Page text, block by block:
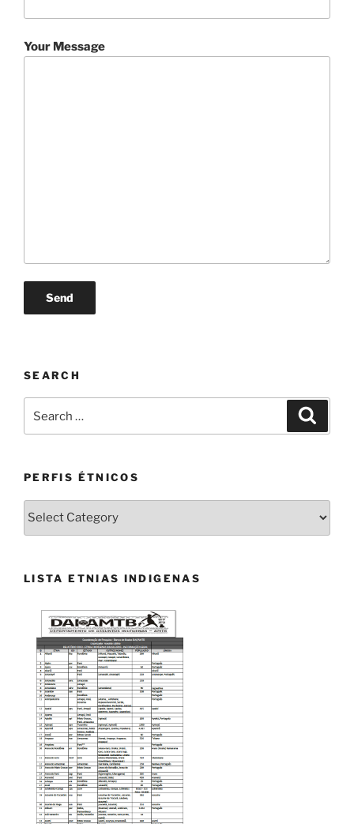
Your Message
SEARCH
for:
PERFIS ÉTNICOS
LISTA ETNIAS INDIGENAS